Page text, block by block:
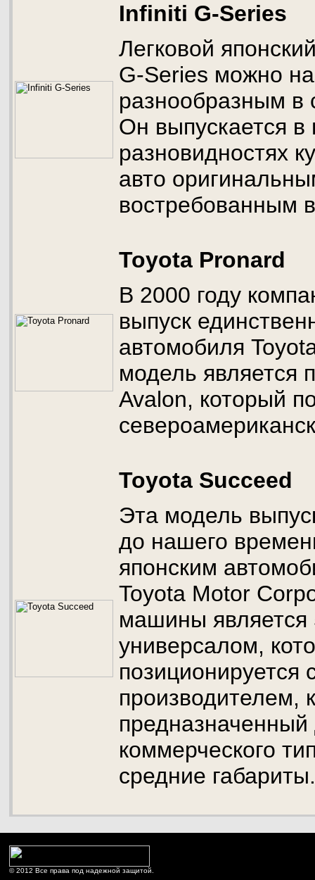
Infiniti G-Series
Легковой
G-Series можно
разнообразным в
Он выпускается в
разновидностях
авто
востребованным
Toyota Pronard
В 2000 году
выпуск
автомобиля
модель является
Avalon, который
Toyota Succeed
Эта модель
до нашего
японским
Toyota Motor
машины
универсалом,
позиционируется
производителем,
предназначенный
коммерческого
средние габариты.
© 2012 Все права под надежной защитой.